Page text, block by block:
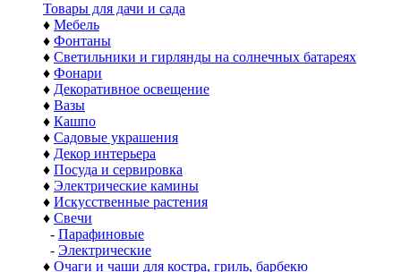
Товары для дачи и сада
♦ Мебель
♦ Фонтаны
♦ Светильники и гирлянды на солнечных батареях
♦ Фонари
♦ Декоративное освещение
♦ Вазы
♦ Кашпо
♦ Садовые украшения
♦ Декор интерьера
♦ Посуда и сервировка
♦ Электрические камины
♦ Искусственные растения
♦ Свечи
- Парафиновые
- Электрические
♦ Очаги и чаши для костра, гриль, барбекю